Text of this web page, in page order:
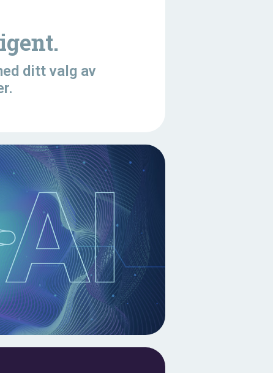
ditt valg av